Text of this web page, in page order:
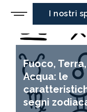
I nostri
Fuoco,
Acqua: le
segni